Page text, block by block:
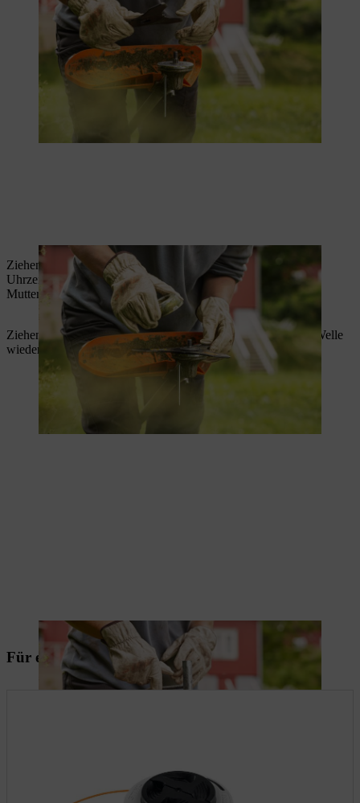
Ziehen Sie die Mutter mit dem Kombischlüssel gegen den
Uhrzeigersinn fest. Ersetzen Sie eine leichtgängig gewordene
Mutter.
Ziehen Sie anschliessend das Werkzeug zum Blockieren der Welle
wieder ab.
Für effizientes Mähen